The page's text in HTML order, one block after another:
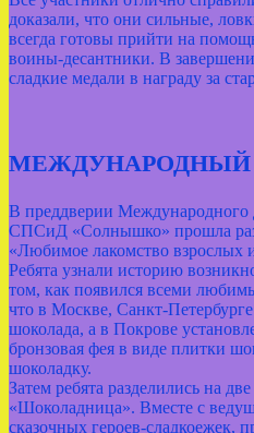
доказали, что они сильные,
всегда готовы прийти на
воины‑десантники. В
сладкие медали в награду за
МЕЖДУНАРОДНЫЙ
В преддверии
СПСиД «Солнышко» прошла
«Любимое лакомство взрослых
Ребята узнали историю
том, как появился всеми
что в Москве,
шоколада, а в Покрове
бронзовая фея в виде плитки
шоколадку.
Затем ребята разделились на
«Шоколадница». Вместе с
сказочных героев‑сладкоежек,